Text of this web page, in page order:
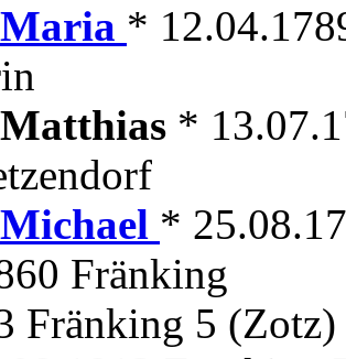
*
*
*
Fränking
Fränking 5 (Zotz)